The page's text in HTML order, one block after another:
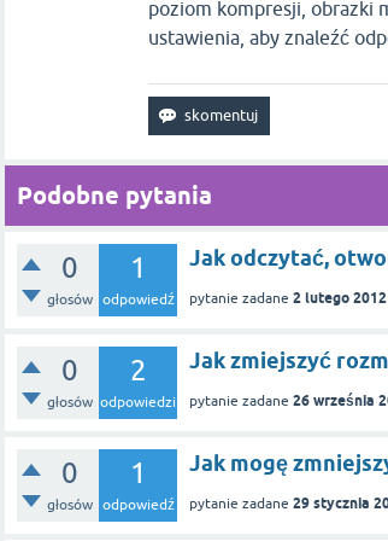
poziom kompresji, obrazki
ustawienia, aby znaleźć
Podobne pytania
0
głosów
1
odpowiedź
Jak odczytać,
pytanie zadane 2 lutego 2012
0
głosów
2
odpowiedzi
Jak zmiejszyć
pytanie zadane 26 września
0
głosów
1
odpowiedź
Jak mogę
pytanie zadane 29 stycznia